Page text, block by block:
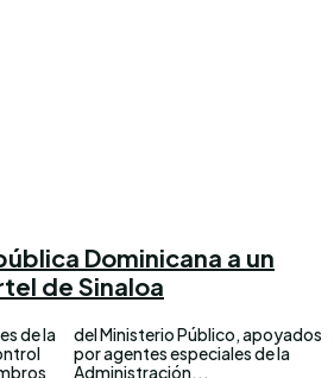
Dominicana a un
de Sinaloa
de la
la
Administración...